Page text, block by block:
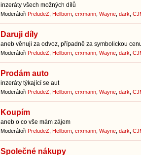
inzeráty všech možných dílů
Moderátoři PreludeZ Hellborn crxmann Wayne dark
Daruji díly
aneb věnuji za odvoz, případně za symbolickou
Moderátoři PreludeZ Hellborn crxmann Wayne dark
Prodám auto
inzeráty týkající se aut
Moderátoři PreludeZ Hellborn crxmann Wayne dark
Koupím
aneb o co vše mám zájem
Moderátoři PreludeZ Hellborn crxmann Wayne dark
Společné nákupy